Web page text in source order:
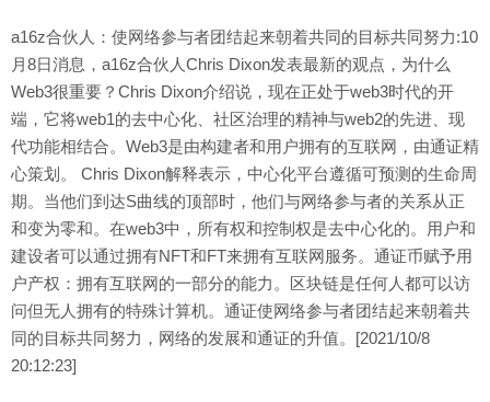
a16z合伙人：使网络参与者团结起来朝着共同的目标共同努力:10
月8日消息，a16z合伙人Chris Dixon发表最新的观点，为什么
Web3很重要？Chris Dixon介绍说，现在正处于web3时代的开
端，它将web1的去中心化、社区治理的精神与web2的先进、现
代功能相结合。Web3是由构建者和用户拥有的互联网，由通证精
心策划。 Chris Dixon解释表示，中心化平台遵循可预测的生命周
期。当他们到达S曲线的顶部时，他们与网络参与者的关系从正
和变为零和。在web3中，所有权和控制权是去中心化的。用户和
建设者可以通过拥有NFT和FT来拥有互联网服务。通证币赋予用
户产权：拥有互联网的一部分的能力。区块链是任何人都可以访
问但无人拥有的特殊计算机。通证使网络参与者团结起来朝着共
同的目标共同努力，网络的发展和通证的升值。[2021/10/8
20:12:23]